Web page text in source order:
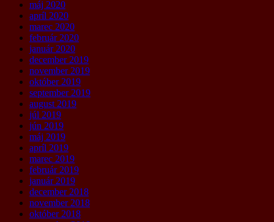
máj 2020
apríl 2020
marec 2020
február 2020
január 2020
december 2019
november 2019
október 2019
september 2019
august 2019
júl 2019
jún 2019
máj 2019
apríl 2019
marec 2019
február 2019
január 2019
december 2018
november 2018
október 2018